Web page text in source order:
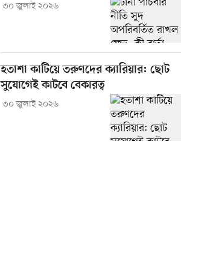
৩০ জুলাই ২০২৬
হতাশা কাটিয়ে তরুণদের ক্যারিয়ার: ছোট
সুযোগেই কাটবে বেকারত্ব
৩০ জুলাই ২০২৬